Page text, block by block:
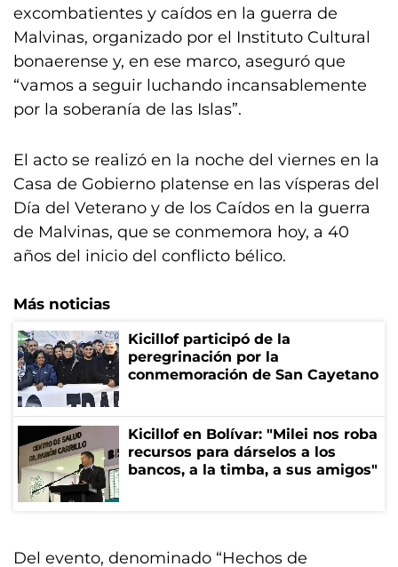
excombatientes y caídos en la guerra de
Malvinas, organizado por el Instituto Cultural
bonaerense y, en ese marco, aseguró que
“vamos a seguir luchando incansablemente
por la soberanía de las Islas”.
El acto se realizó en la noche del viernes en la
Casa de Gobierno platense en las vísperas del
Día del Veterano y de los Caídos en la guerra
de Malvinas, que se conmemora hoy, a 40
años del inicio del conflicto bélico.
Más noticias
Kicillof participó de la
peregrinación por la
conmemoración de San Cayetano
Kicillof en Bolívar: "Milei nos roba
recursos para dárselos a los
bancos, a la timba, a sus amigos"
Del evento, denominado “Hechos de